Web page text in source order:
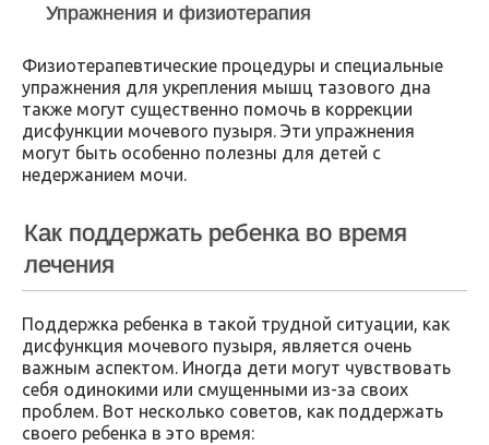
Упражнения и физиотерапия
Физиотерапевтические процедуры и специальные
упражнения для укрепления мышц тазового дна
также могут существенно помочь в коррекции
дисфункции мочевого пузыря. Эти упражнения
могут быть особенно полезны для детей с
недержанием мочи.
Как поддержать ребенка во время
лечения
Поддержка ребенка в такой трудной ситуации, как
дисфункция мочевого пузыря, является очень
важным аспектом. Иногда дети могут чувствовать
себя одинокими или смущенными из-за своих
проблем. Вот несколько советов, как поддержать
своего ребенка в это время: